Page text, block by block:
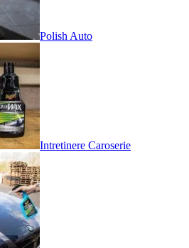
Polish Auto
Intretinere Caroserie